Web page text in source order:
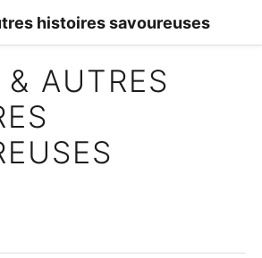
histoires savoureuses
AUTRES